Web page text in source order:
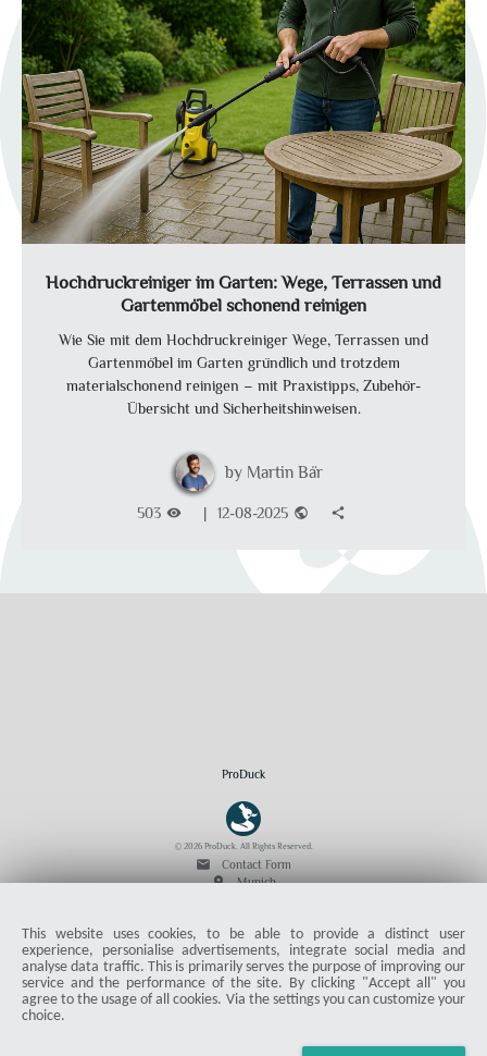
Hochdruckreiniger im Garten: Wege, Terrassen und
Gartenmöbel schonend reinigen
Wie Sie mit dem Hochdruckreiniger Wege, Terrassen und
Gartenmöbel im Garten gründlich und trotzdem
materialschonend reinigen – mit Praxistipps, Zubehör-
Übersicht und Sicherheitshinweisen.
Martin Bär
503 visibility | 12-08-2025 public share
ProDuck
© 2026 ProDuck. All Rights Reserved.
email Contact Form
location_on Munich
Members & Readers
Article Overview
Instructions
Deals
This website uses cookies, to be able to provide a distinct user
experience, personialise advertisements, integrate social media and
analyse data traffic. This is primarily serves the purpose of improving our
service and the performance of the site. By clicking "Accept all" you
agree to the usage of all cookies. Via the settings you can customize your
choice.